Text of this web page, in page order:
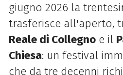
giugno 2026 la
trasferisce all'aperto,
Reale di Collegnoe il
Chiesa: un festival
che da tre decenni